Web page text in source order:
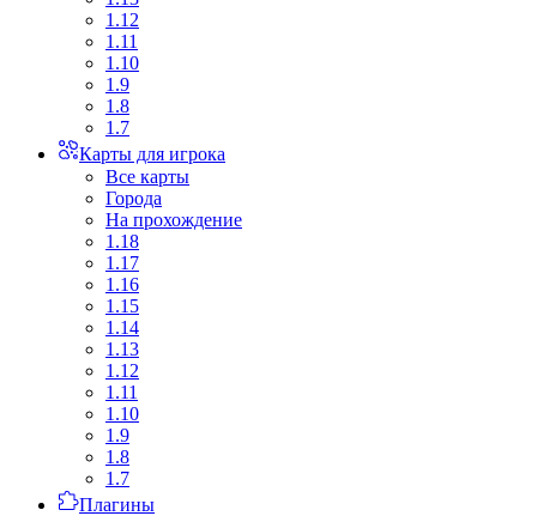
1.12
1.11
1.10
1.9
1.8
1.7
Карты для игрока
Все карты
Города
На прохождение
1.18
1.17
1.16
1.15
1.14
1.13
1.12
1.11
1.10
1.9
1.8
1.7
Плагины